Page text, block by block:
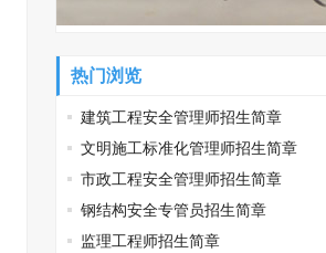
热门浏览
建筑工程安全管理师招生简章
文明施工标准化管理师招生简章
市政工程安全管理师招生简章
钢结构安全专管员招生简章
监理工程师招生简章